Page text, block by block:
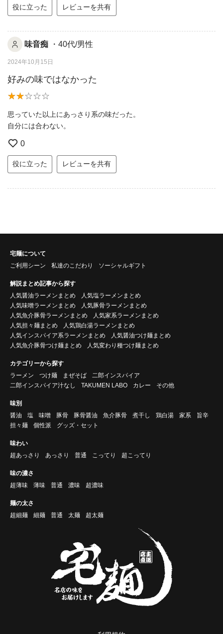
役に立った レビューを共有
味音痴 ・40代/男性
2024年10月15日
好みの味ではなかった
思っていた以上にあっさり系の味だった。
自分には合わない。
0
役に立った レビューを共有
宅麺について
ご利用シーン
私達のこだわり ソーシャルギフト
解説まとめ記事から探す
人気醤油ラーメンまとめ
人気塩ラーメンまとめ
人気味噌ラーメンまとめ
人気豚骨ラーメンまとめ
人気魚介豚骨ラーメンまとめ
人気家系ラーメンまとめ
人気担々麺まとめ
人気鶏白湯ラーメンまとめ
人気インスパイア系ラーメンまとめ
人気醤油つけ麺まとめ
人気魚介豚骨つけ麺まとめ
人気変わり種つけ麺まとめ
カテゴリーから探す
ラーメン
つけ麺 まぜそば
二郎インスパイア
二郎インスパイア汁なし
TAKUMEN LABO カレー その他
味別
醤油
塩 味噌 豚骨 豚骨醤油 魚介豚骨 煮干し 鶏白湯 家系
旨辛
担々麺
個性派 グッズ・セット
味わい
超あっさり
あっさり 普通 こってり 超こってり
味の濃さ
超薄味
薄味 普通 濃味 超濃味
麺の太さ
超細麺
細麺 普通 太麺 超太麺